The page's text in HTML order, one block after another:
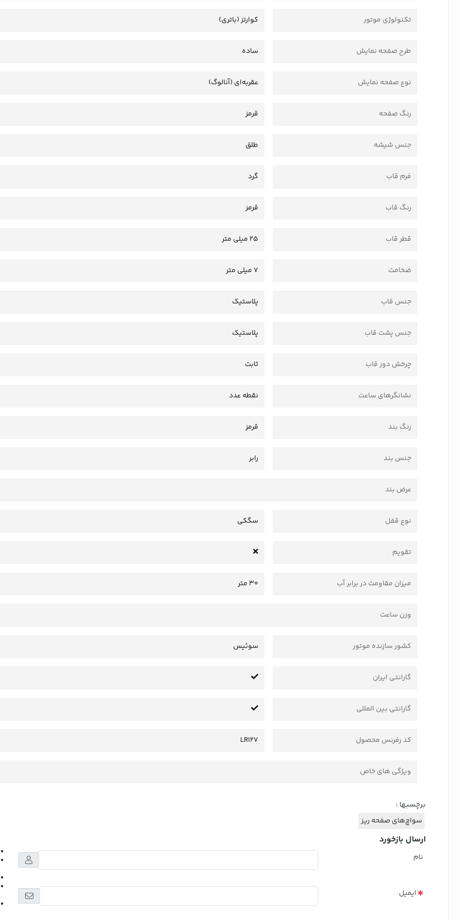
تکنولوژی موتور کوارتز (باتری)
طرح صفحه نمایش ساده
نوع صفحه نمایش عقربه‌ای (آنالوگ)
رنگ صفحه قرمز
جنس شیشه طلق
فرم قاب گرد
رنگ قاب قرمز
قطر قاب 25 میلی متر
ضخامت 7 میلی متر
جنس قاب پلاستیک
جنس پشت قاب پلاستیک
چرخش دور قاب ثابت
نشانگرهای ساعت نقطه عدد
رنگ بند قرمز
جنس بند رابر
عرض بند
نوع قفل سگکی
تقویم
میزان مقاومت در برابر آب 30 متر
وزن ساعت
کشور سازنده موتور سوئیس
گارانتی ایران
گارانتی بین المللی
کد رفرنس محصول LR127
ویژگی های خاص
برچسبها :
سواچ‌های صفحه ریز
ارسال بازخورد
نام
ایمیل